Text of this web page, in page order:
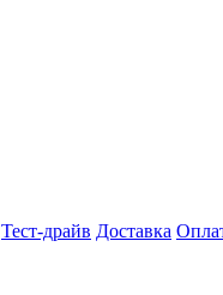
Тест-драйв Доставка